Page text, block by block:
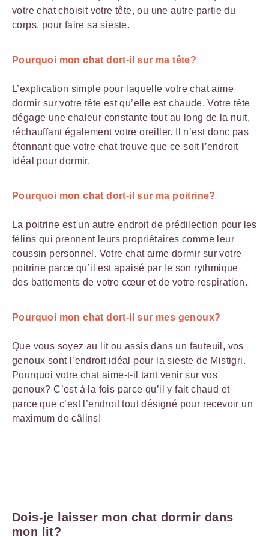
votre chat choisit votre tête, ou une autre partie du
corps, pour faire sa sieste.
Pourquoi mon chat dort-il sur ma tête?
L’explication simple pour laquelle votre chat aime
dormir sur votre tête est qu’elle est chaude. Votre tête
dégage une chaleur constante tout au long de la nuit,
réchauffant également votre oreiller. Il n’est donc pas
étonnant que votre chat trouve que ce soit l’endroit
idéal pour dormir.
Pourquoi mon chat dort-il sur ma poitrine?
La poitrine est un autre endroit de prédilection pour les
félins qui prennent leurs propriétaires comme leur
coussin personnel. Votre chat aime dormir sur votre
poitrine parce qu’il est apaisé par le son rythmique
des battements de votre cœur et de votre respiration.
Pourquoi mon chat dort-il sur mes genoux?
Que vous soyez au lit ou assis dans un fauteuil, vos
genoux sont l’endroit idéal pour la sieste de Mistigri.
Pourquoi votre chat aime-t-il tant venir sur vos
genoux? C’est à la fois parce qu’il y fait chaud et
parce que c’est l’endroit tout désigné pour recevoir un
maximum de câlins!
Dois-je laisser mon chat dormir dans
mon lit?